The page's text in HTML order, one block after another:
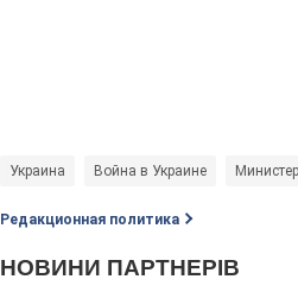
Украина Война в Украине
Редакционная политика